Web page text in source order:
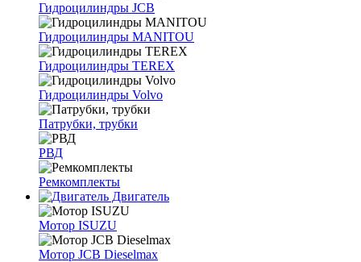
Гидроцилиндры JCB
Гидроцилиндры MANITOU
Гидроцилиндры TEREX
Гидроцилиндры Volvo
Патрубки, трубки
РВД
Ремкомплекты
Двигатель
Мотор ISUZU
Мотор JCB Dieselmax